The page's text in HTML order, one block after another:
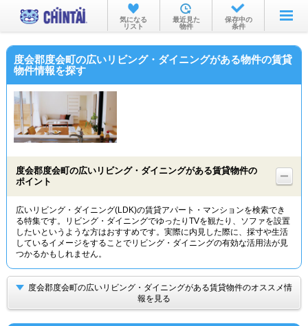
お部屋を探す
沿線・駅から
不動産会社から
気になる
リスト
最近見た
物件
保存中の
条件
度会郡度会町の広いリビング・ダイニングがある物件の賃貸
物件情報を探す
度会郡度会町の広いリビング・ダイニングがある賃貸物件の
ポイント
広いリビング・ダイニング(LDK)の賃貸アパート・マンションを検索でき
る特集です。リビング・ダイニングでゆったりTVを観たり、ソファを設置
したいというような方はおすすめです。実際に内見した際に、採寸や生活
しているイメージをすることでリビング・ダイニングの有効な活用法が見
つかるかもしれません。
度会郡度会町の広いリビング・ダイニングがある賃貸物件のオススメ情
報を見る